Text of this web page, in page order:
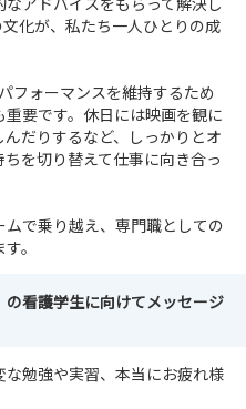
化が、私たち一人ひとりの成
フォーマンスを維持するため
要です。休日には映画を観に
だりするなど、しっかりとオ
を切り替えて仕事に向き合っ
で乗り越え、専門職としての
。
看護学生に向けてメッセージ
勉強や実習、本当にお疲れ様